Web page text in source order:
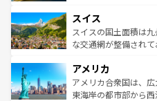
れる地方に足を運ぶ
きるだろう
を参照してほしい。
は、お酒好きな人にはぜひ体
ドイツ情報はコンテ
リアごとに異なる魅
ティー、ビール好き
戦など、本場だから
ンツ一覧を参照してほ
スイス
スイスの国土面積は
な交通網が整備され
の建物がそのまま残る
博物館もあり、アルプ
ことができる。国民
アメリカ
アメリカ合衆国は、広
東海岸の都市部から